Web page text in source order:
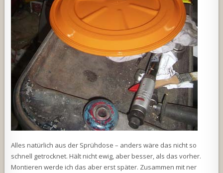
Alles natürlich aus der Sprühdose – anders wäre das nicht so
schnell getrocknet. Hält nicht ewig, aber besser, als das vorher.
Montieren werde ich das aber erst später. Zusammen mit ner